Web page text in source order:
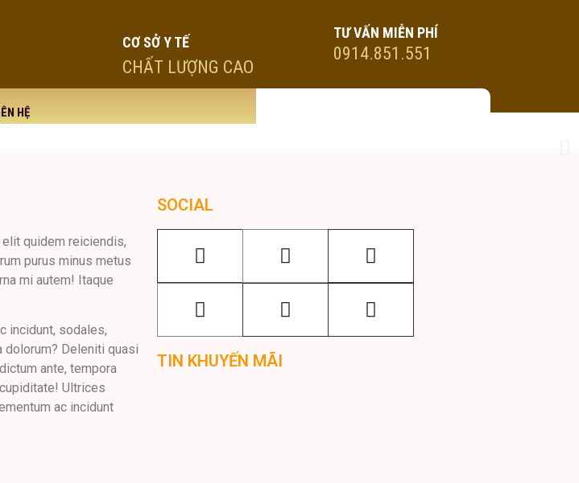
CƠ SỞ Y TẾ
CHẤT LƯỢNG CAO
TƯ VẤN MIỄN PHÍ
0914.851.551
HỆ
quidem reiciendis,
purus minus metus
mi autem! Itaque
incidunt, sodales,
Deleniti quasi
ante, tempora
Ultrices
ac incidunt
SOCIAL
TIN KHUYẾN MÃI